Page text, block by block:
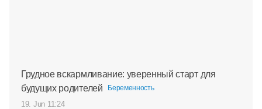
Грудное вскармливание: уверенный старт для
будущих родителей
Беременность
19. Jun 11:24